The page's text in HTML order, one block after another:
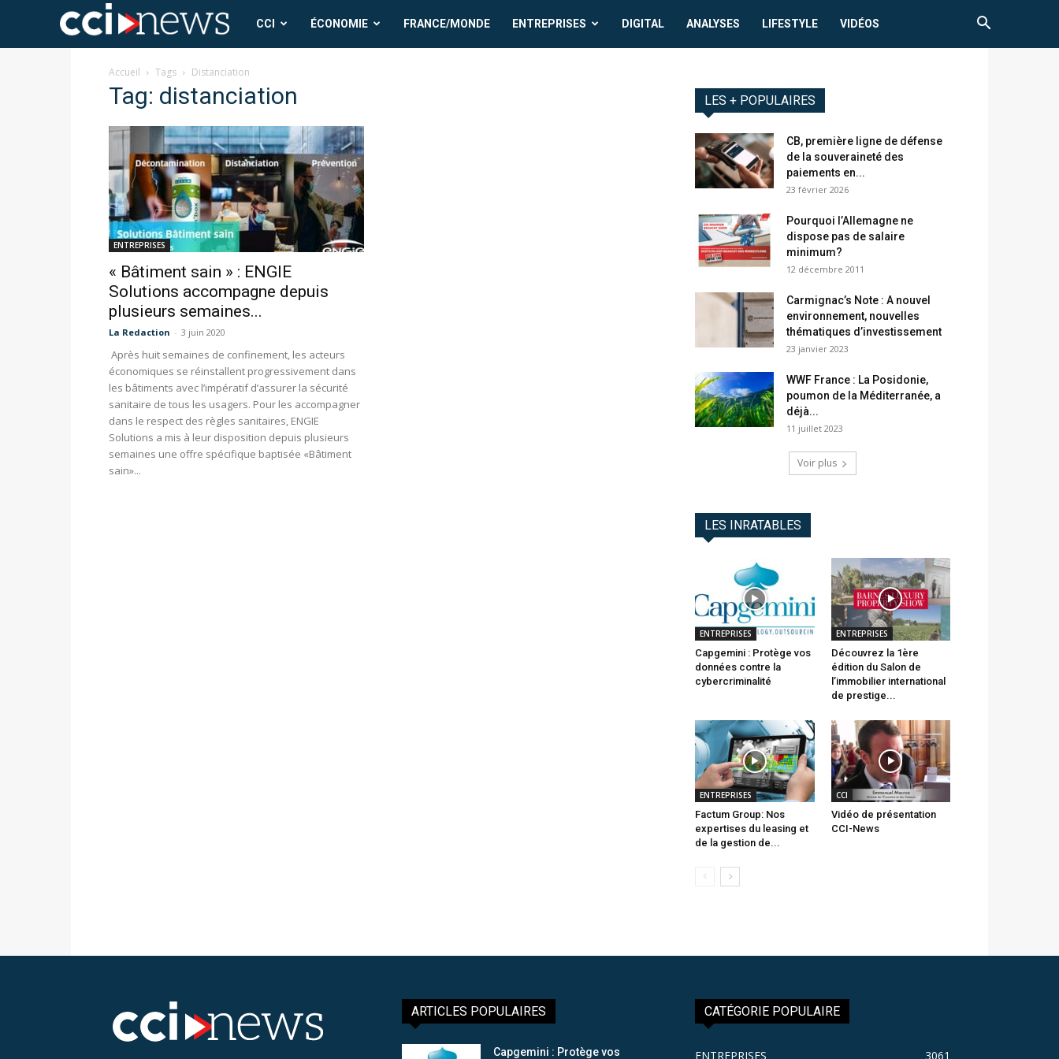
CCI
News
CCI ÉCONOMIE FRANCE/MONDE ENTREPRISES DIGITAL ANALYSES LIFESTYLE VIDÉOS
Accueil Tags Distanciation
Tag: distanciation
ENTREPRISES
« Bâtiment sain » : ENGIE
Solutions accompagne depuis
plusieurs semaines...
La Redaction - 3 juin 2020
Après huit semaines de confinement, les acteurs
économiques se réinstallent progressivement dans
les bâtiments avec l’impératif d’assurer la sécurité
sanitaire de tous les usagers. Pour les accompagner
dans le respect des règles sanitaires, ENGIE
Solutions a mis à leur disposition depuis plusieurs
semaines une offre spécifique baptisée «Bâtiment
sain»...
LES + POPULAIRES
CB, première ligne de défense
de la souveraineté des
paiements en...
23 février 2026
Pourquoi l’Allemagne ne
dispose pas de salaire
minimum?
12 décembre 2011
Carmignac’s Note : A nouvel
environnement, nouvelles
thématiques d’investissement
23 janvier 2023
WWF France : La Posidonie,
poumon de la Méditerranée, a
déjà...
11 juillet 2023
Voir plus
LES INRATABLES
ENTREPRISES
Capgemini : Protège vos
données contre la
cybercriminalité
ENTREPRISES
Découvrez la 1ère
édition du Salon de
l’immobilier international
de prestige...
ENTREPRISES
Factum Group: Nos
expertises du leasing et
de la gestion de...
CCI
Vidéo de présentation
CCI-News
ARTICLES POPULAIRES
Capgemini : Protège vos
CATÉGORIE POPULAIRE
ENTREPRISES 3061